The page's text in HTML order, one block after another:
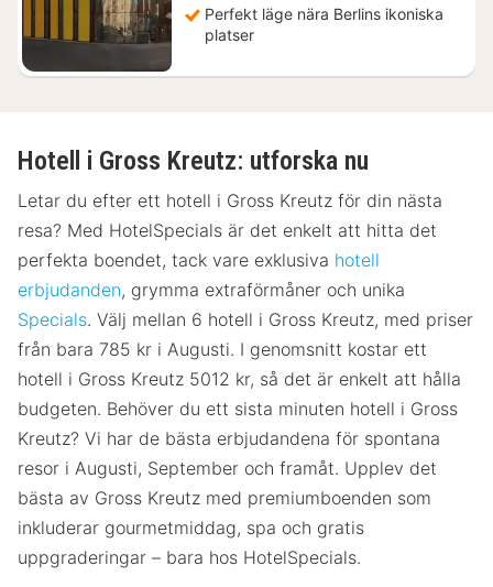
Perfekt läge nära Berlins ikoniska
platser
Hotell i Gross Kreutz: utforska nu
Letar du efter ett hotell i Gross Kreutz för din nästa
resa? Med HotelSpecials är det enkelt att hitta det
perfekta boendet, tack vare exklusiva hotell
erbjudanden, grymma extraförmåner och unika
Specials. Välj mellan 6 hotell i Gross Kreutz, med priser
från bara 785 kr i Augusti. I genomsnitt kostar ett
hotell i Gross Kreutz 5012 kr, så det är enkelt att hålla
budgeten. Behöver du ett sista minuten hotell i Gross
Kreutz? Vi har de bästa erbjudandena för spontana
resor i Augusti, September och framåt. Upplev det
bästa av Gross Kreutz med premiumboenden som
inkluderar gourmetmiddag, spa och gratis
uppgraderingar – bara hos HotelSpecials.